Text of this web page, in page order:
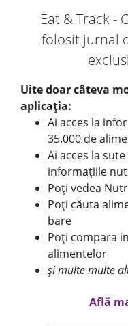
Eat & Track -
folosit jurnal
Uite doar câteva
aplicația:
Ai acces la
35.000 de
Ai acces la
informațiile
Poți vedea
Poți căuta
bare
Poți compara
alimentelor
și multe multe
Află